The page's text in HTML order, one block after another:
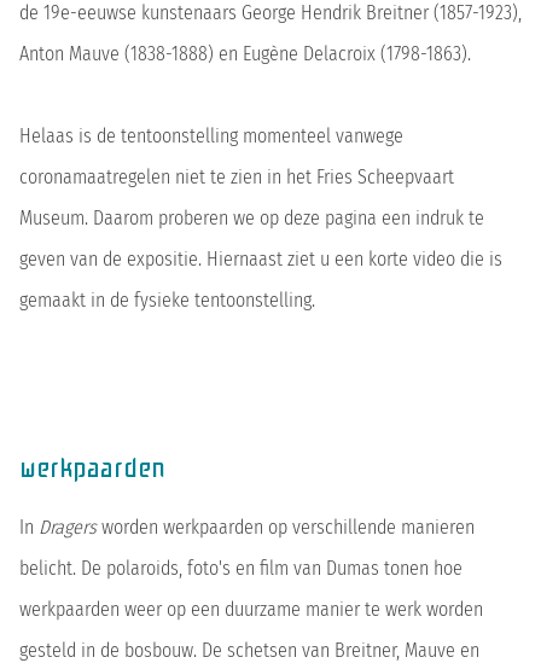
de 19e-eeuwse kunstenaars George Hendrik Breitner (1857-1923),
Anton Mauve (1838-1888) en Eugène Delacroix (1798-1863).
Helaas is de tentoonstelling momenteel vanwege
coronamaatregelen niet te zien in het Fries Scheepvaart
Museum. Daarom proberen we op deze pagina een indruk te
geven van de expositie. Hiernaast ziet u een korte video die is
gemaakt in de fysieke tentoonstelling.
werkpaarden
In Dragersworden werkpaarden op verschillende manieren
belicht. De polaroids, foto's en film van Dumas tonen hoe
werkpaarden weer op een duurzame manier te werk worden
gesteld in de bosbouw. De schetsen van Breitner, Mauve en